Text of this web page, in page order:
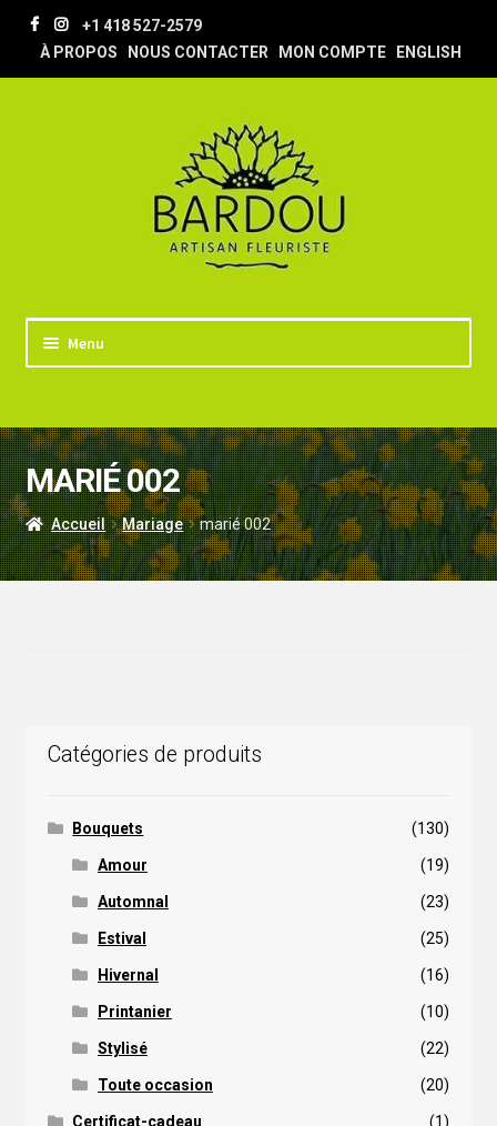
Aller
la
Aller
au
contenu
+1 418 527-2579
À PROPOS
NOUS CONTACTER MON COMPTE ENGLISH
Menu
BOUTIQUE
TRUCS & ASTUCES
LIVRAISON
MARIAGE
MARIÉ 002
Accueil Mariage marié 002
Catégories de produits
Bouquets (130)
Amour (19)
Automnal (23)
Estival (25)
Hivernal (16)
Printanier (10)
Stylisé (22)
Toute occasion (20)
Certificat-cadeau (1)